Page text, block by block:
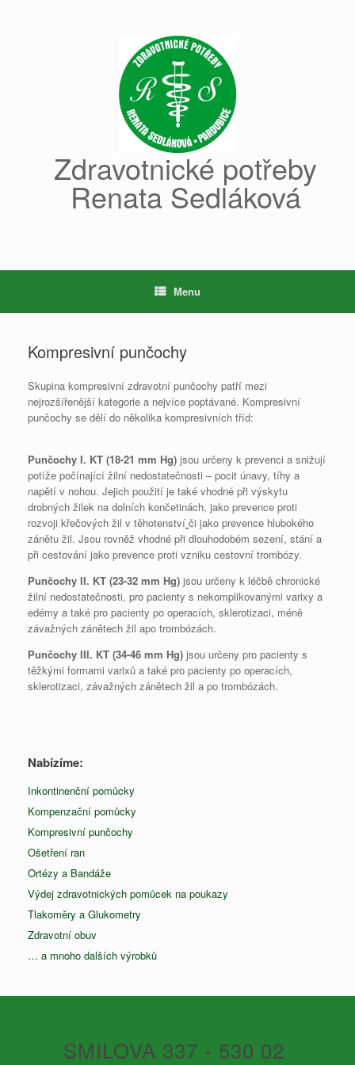
Zdravotnické potřeby
Renata Sedláková
Menu
Kompresivní punčochy
Skupina kompresivní zdravotní punčochy patří mezi
nejrozšířenější kategorie a nejvíce poptávané. Kompresivní
punčochy se dělí do několika kompresivních tříd:
Punčochy I. KT (18-21 mm Hg) jsou určeny k prevenci a snižují
potíže počínající žilní nedostatečnosti – pocit únavy, tíhy a
napětí v nohou. Jejich použití je také vhodné při výskytu
drobných žilek na dolních končetinách, jako prevence proti
rozvoji křečových žil v těhotenství či jako prevence hlubokého
zánětu žil. Jsou rovněž vhodné při dlouhodobém sezení, stání a
při cestování jako prevence proti vzniku cestovní trombózy.
Punčochy II. KT (23-32 mm Hg) jsou určeny k léčbě chronické
žilní nedostatečnosti, pro pacienty s nekomplikovanými varixy a
edémy a také pro pacienty po operacích, sklerotizaci, méně
závažných zánětech žil apo trombózách.
Punčochy III. KT (34-46 mm Hg) jsou určeny pro pacienty s
těžkými formami varixů a také pro pacienty po operacích,
sklerotizaci, závažných zánětech žil a po trombózách.
Nabízíme:
Inkontinenční pomůcky
Kompenzační pomůcky
Kompresivní punčochy
Ošetření ran
Ortézy a Bandáže
Výdej zdravotnických pomůcek na poukazy
Tlakoměry a Glukometry
Zdravotní obuv
… a mnoho dalších výrobků
SMILOVA 337 - 530 02